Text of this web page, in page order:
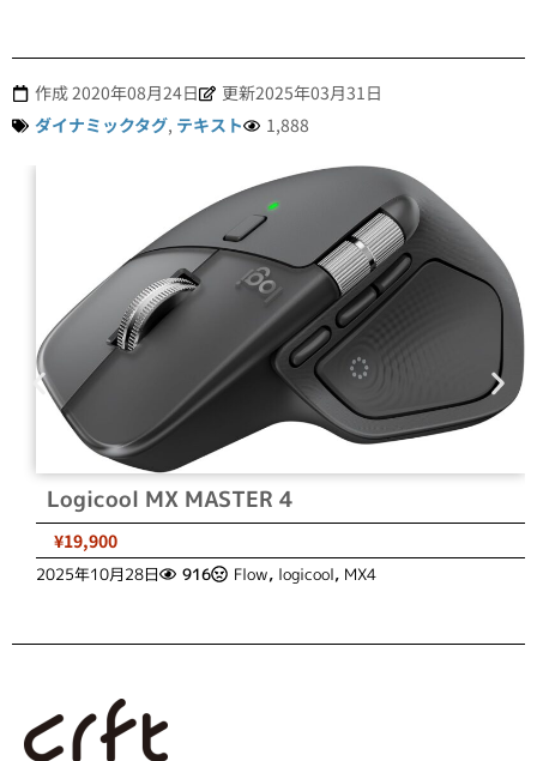
作成2020年08月24日
更新2025年03月31日
ダイナミックタグ, テキスト 1,888
Logicool MX MASTER 4
¥19,900
2025年10月28日 916 Flow, logicool, MX4